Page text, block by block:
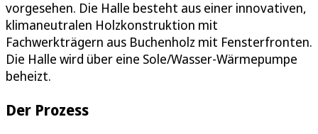
vorgesehen. Die Halle besteht aus einer innovativen,
klimaneutralen Holzkonstruktion mit
Fachwerkträgern aus Buchenholz mit Fensterfronten.
Die Halle wird über eine Sole/Wasser-Wärmepumpe
beheizt.
Der Prozess